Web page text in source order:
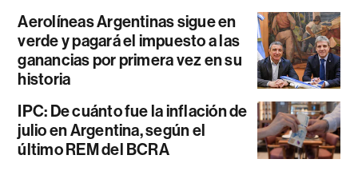
Aerolíneas Argentinas sigue en
verde y pagará el impuesto a las
ganancias por primera vez en su
historia
IPC: De cuánto fue la inflación de
julio en Argentina, según el
último REM del BCRA